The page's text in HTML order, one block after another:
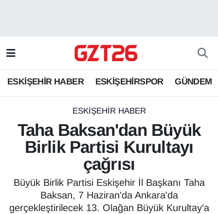
ESKİŞEHİR HABER ESKİŞEHİRSPOR GÜNDEM
ESKİŞEHİR HABER
Taha Baksan'dan Büyük
Birlik Partisi Kurultayı
çağrısı
Büyük Birlik Partisi Eskişehir İl Başkanı Taha
Baksan, 7 Haziran'da Ankara'da
gerçekleştirilecek 13. Olağan Büyük Kurultay'a
ESKİŞEHİRSPOR
GÜNDEM
Odunpazarı Trafik Yoğunluk Haritası
Süper Lig Puan Durumu ve Fikstür
Tüm Manşetler
Son Dakika Haberleri